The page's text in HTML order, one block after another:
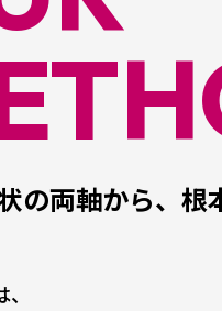
の両軸から、 根